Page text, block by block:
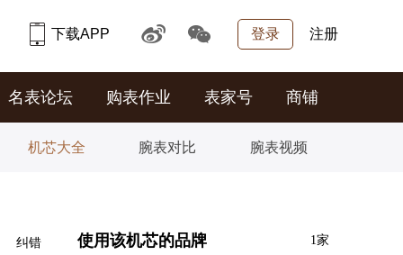
登录 注册
下载APP
名表论坛 购表作业 表家号 商铺
机芯大全 腕表对比 腕表视频
纠错 使用该机芯的品牌 1家